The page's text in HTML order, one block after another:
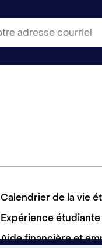
Calendrier de la vie
Expérience étudiante
Aide financière et